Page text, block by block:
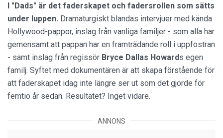
I "Dads" är det faderskapet och fadersrollen som sätts
under luppen. Dramaturgiskt blandas intervjuer med kända
Hollywood-pappor, inslag från vanliga familjer - som alla har
gemensamt att pappan har en framträdande roll i uppfostran
- samt inslag från regissör Bryce Dallas Howards egen
familj. Syftet med dokumentären är att skapa förstående för
att faderskapet idag inte längre ser ut som det gjorde för
femtio år sedan. Resultatet? Inget vidare.
ANNONS